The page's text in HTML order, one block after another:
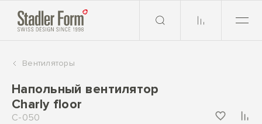
Вентиляторы
Напольный вентилятор
Charly floor
C-050